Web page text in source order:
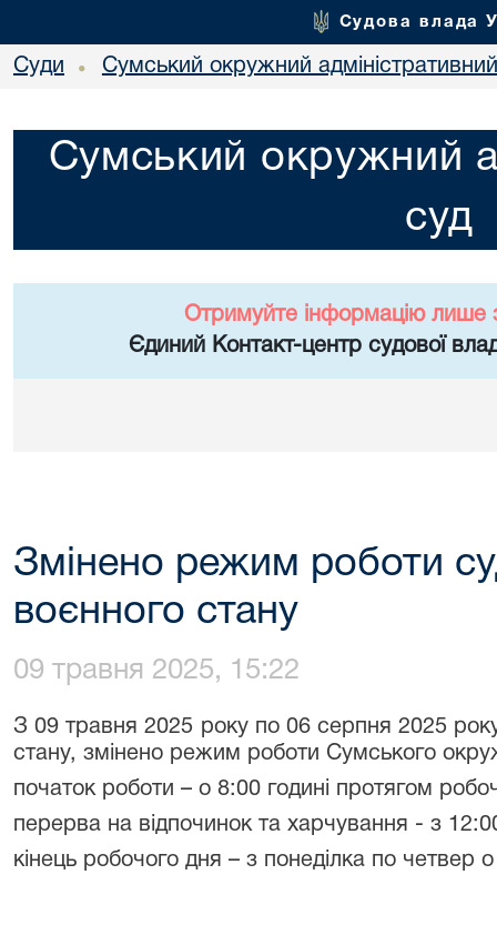
Судова влада
Суди • Сумський окружний
Сумський окружний
суд
Отримуйте інформацію лише
Єдиний Контакт-центр судової
Змінено режим роботи
воєнного стану
09 травня 2025, 15:22
З 09 травня 2025 року по 06 серпня 2025
стану, змінено режим роботи Сумського
початок роботи – о 8:00 годині протягом
перерва на відпочинок та харчування - з
кінець робочого дня – з понеділка по